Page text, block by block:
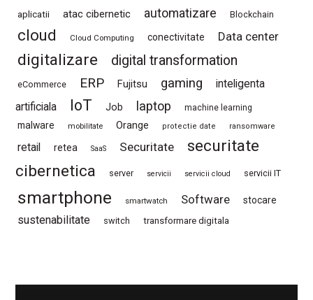
aplicatii atac cibernetic automatizare Blockchain
cloud Cloud Computing conectivitate Data center
digitalizare digital transformation
eCommerce ERP Fujitsu gaming
inteligenta
artificiala
IoT Job laptop machine learning
malware mobilitate Orange protectie date ransomware
retail retea SaaS Securitate
securitate
cibernetica
server servicii servicii cloud servicii IT
smartphone smartwatch Software stocare
sustenabilitate switch transformare digitala